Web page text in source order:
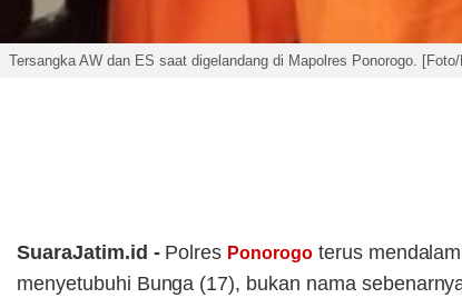
Tersangka AW dan ES saat digelandang di Mapolres Ponorogo. [Foto/
SuaraJatim.id - Polres Ponorogoterus
menyetubuhi Bunga (17), bukan nama